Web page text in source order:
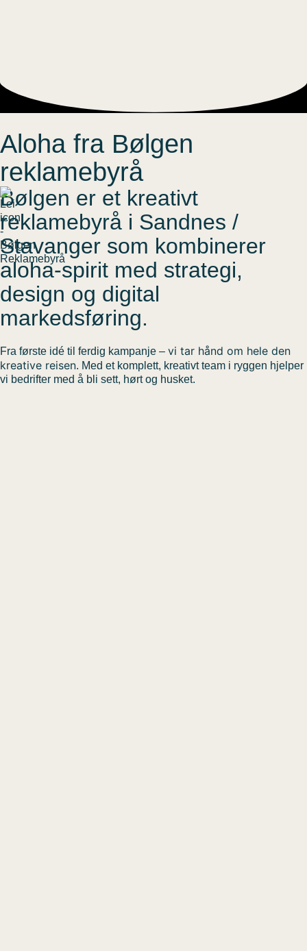
Aloha fra Bølgen
reklamebyrå
Bølgen er et kreativt
reklamebyrå i Sandnes /
Stavanger som kombinerer
aloha-spirit med strategi,
design og digital
markedsføring.
Fra første idé til ferdig kampanje – vi tar hånd om hele den
kreative reisen. Med et komplett, kreativt team i ryggen hjelper
vi bedrifter med å bli sett, hørt og husket.